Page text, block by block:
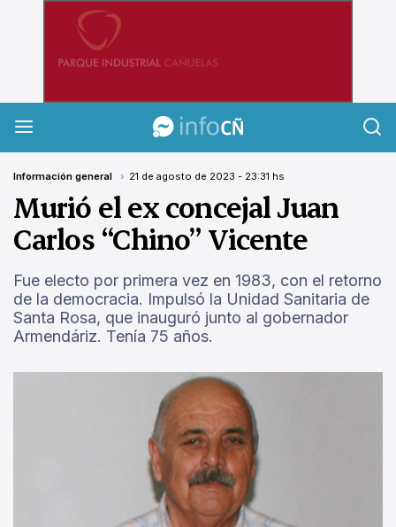
Información general 21 de agosto de 2023 - 23:31 hs
Murió el ex concejal Juan
Carlos “Chino” Vicente
Fue electo por primera vez en 1983, con el retorno
de la democracia. Impulsó la Unidad Sanitaria de
Santa Rosa, que inauguró junto al gobernador
Armendáriz. Tenía 75 años.